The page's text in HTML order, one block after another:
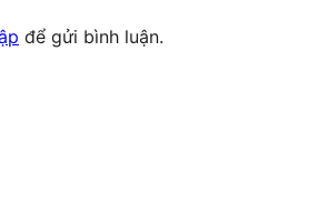
để gửi bình luận.